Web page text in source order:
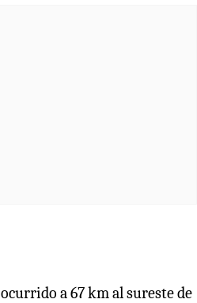
ocurrido a 67 km al sureste de